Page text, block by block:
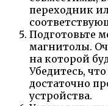
переходник
Подготовьте
магнитолы.
на которой
Убедитесь,
достаточно
устройства.